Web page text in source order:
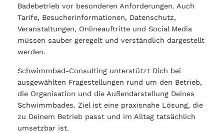
Badebetrieb vor besonderen Anforderungen. Auch
Tarife, Besucherinformationen, Datenschutz,
Veranstaltungen, Onlineauftritte und Social Media
müssen sauber geregelt und verständlich dargestellt
werden.
Schwimmbad-Consulting unterstützt Dich bei
ausgewählten Fragestellungen rund um den Betrieb,
die Organisation und die Außendarstellung Deines
Schwimmbades. Ziel ist eine praxisnahe Lösung, die
zu Deinem Betrieb passt und im Alltag tatsächlich
umsetzbar ist.